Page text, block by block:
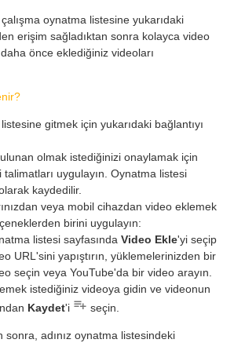
oynatma listesine yukarıdaki
erişim sağladıktan sonra kolayca video
önce eklediğiniz videoları
gitmek için yukarıdaki bağlantıyı
olmak istediğinizi onaylamak için
talimatları uygulayın. Oynatma listesi
kaydedilir.
veya mobil cihazdan video eklemek
birini uygulayın:
listesi sayfasında Video Ekle'yi seçip
URL'sini yapıştırın, yüklemelerinizden bir
seçin veya YouTube'da bir video arayın.
istediğiniz videoya gidin ve videonun
Kaydet'i seçin.
sonra, adınız oynatma listesindeki